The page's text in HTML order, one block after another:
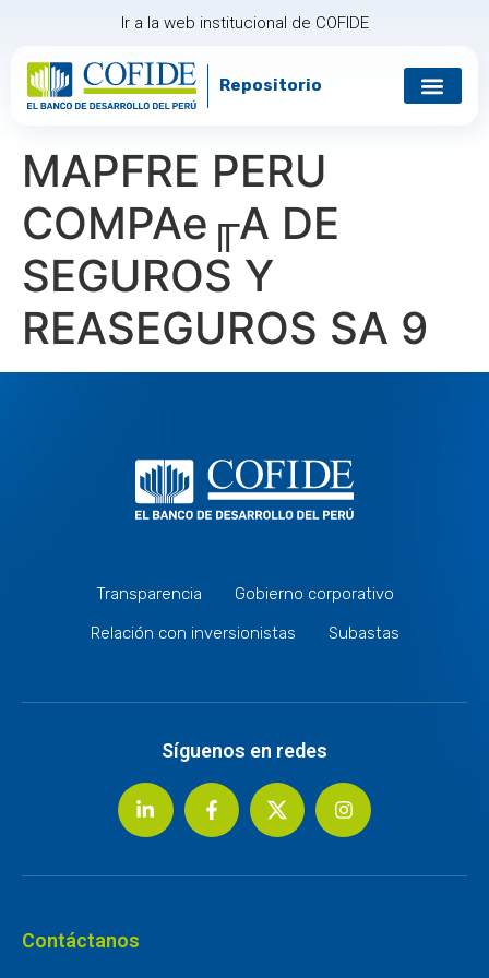
Ir a la web institucional de COFIDE
Repositorio
MAPFRE PERU
COMPAе╓A DE
SEGUROS Y
REASEGUROS SA 9
Transparencia
Gobierno corporativo
Relación con inversionistas
Subastas
Síguenos en redes
Contáctanos